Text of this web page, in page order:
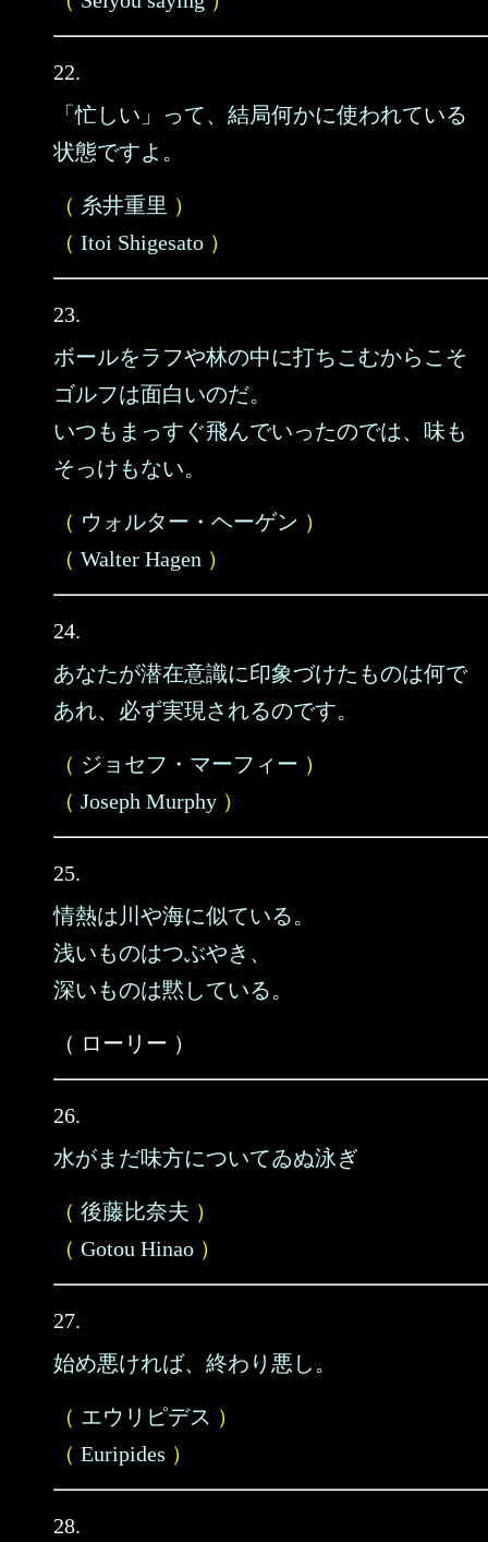
22.
「忙しい」って、結局何かに使われている
状態ですよ。
（ 糸井重里 ）
（ Itoi Shigesato ）
23.
ボールをラフや林の中に打ちこむからこそ
ゴルフは面白いのだ。
いつもまっすぐ飛んでいったのでは、味も
そっけもない。
（ ウォルター・ヘーゲン ）
（ Walter Hagen ）
24.
あなたが潜在意識に印象づけたものは何で
あれ、必ず実現されるのです。
（ ジョセフ・マーフィー ）
（ Joseph Murphy ）
25.
情熱は川や海に似ている。
浅いものはつぶやき、
深いものは黙している。
（ ローリー ）
26.
水がまだ味方についてゐぬ泳ぎ
（ 後藤比奈夫 ）
（ Gotou Hinao ）
27.
始め悪ければ、終わり悪し。
（ エウリピデス ）
（ Euripides ）
28.